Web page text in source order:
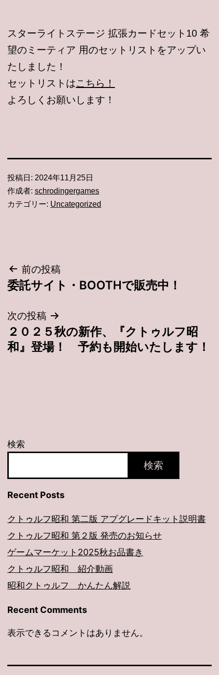
スターライトステージ 拡張カードセット10 希
望のミーティア 用のセットリストをアップい
たしました！
セットリストはこちら！
よろしくお願いします！
投稿日: 2024年11月25日
作成者: schrodingergames
カテゴリー: Uncategorized
投
稿
ナ
ビ
ン
前の投稿
委託サイト・BOOTHで販売中！
次の投稿
２０２５秋の新作、『クトゥルフ昭
和』登場！ 予約も開始いたします！
検索
検索
Recent Posts
クトゥルフ昭和 第二版 アプグレードキット説明書
クトゥルフ昭和 第２版 発売のお知らせ
ゲームマーケット2025秋お品書き
クトゥルフ昭和 紹介動画
昭和クトゥルフ かんたん解説
Recent Comments
表示できるコメントはありません。